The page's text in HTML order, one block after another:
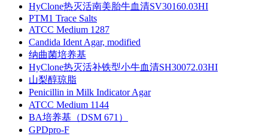
HyClone热灭活南美胎牛血清SV30160.03HI
PTM1 Trace Salts
ATCC Medium 1287
Candida Ident Agar, modified
纳曲菌培养基
HyClone热灭活补铁型小牛血清SH30072.03HI
山梨醇琼脂
Penicillin in Milk Indicator Agar
ATCC Medium 1144
BA培养基（DSM 671）
GPDpro-F